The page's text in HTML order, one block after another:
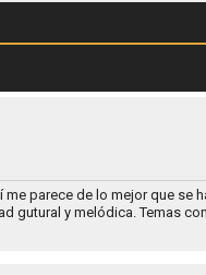
parece de lo mejor que se
gutural y melódica. Temas